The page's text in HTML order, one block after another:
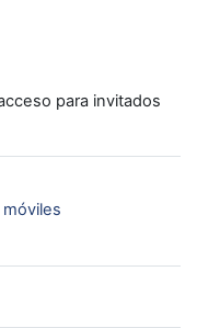
para invitados